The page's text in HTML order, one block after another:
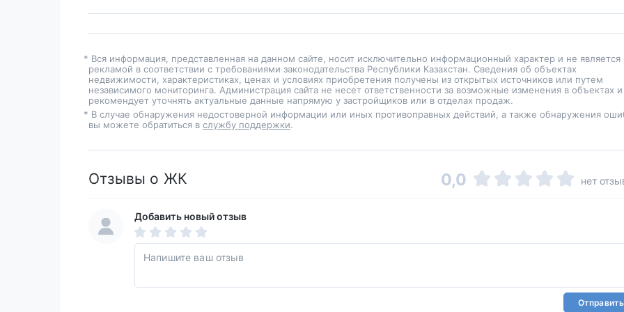
* Вся информация, представленная на данном сайте, носит исключительно информационный характер и не является
рекламой в соответствии с требованиями законодательства Республики Казахстан. Сведения об объектах
недвижимости, характеристиках, ценах и условиях приобретения получены из открытых источников или путем
независимого мониторинга. Администрация сайта не несет ответственности за возможные изменения в объектах и
рекомендует уточнять актуальные данные напрямую у застройщиков или в отделах продаж.
* В случае обнаружения недостоверной информации или иных противоправных действий, а также обнаружения
вы можете обратиться в службу поддержки.
Отзывы о ЖК 0,0 нет
Добавить новый отзыв
Отправить